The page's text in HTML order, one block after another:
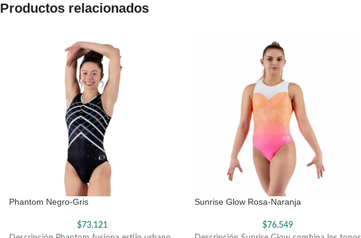
Productos relacionados
Phantom Negro-Gris
$73.121
Sunrise Glow Rosa-Naranja
$76.549